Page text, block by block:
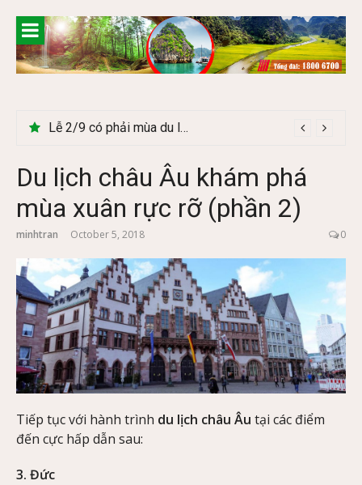
content
Lễ 2/9 có phải mùa du lịch Hà Giang đẹp không?
Cây Ráy khổng lồ tại vườn Quốc gia Cúc Phương
Du lịch châu Âu khám phá
mùa xuân rực rỡ (phần 2)
minhtran October 5, 2018 0
Tiếp tục với hành trình du lịch châu Âu tại các điểm
đến cực hấp dẫn sau:
3. Đức